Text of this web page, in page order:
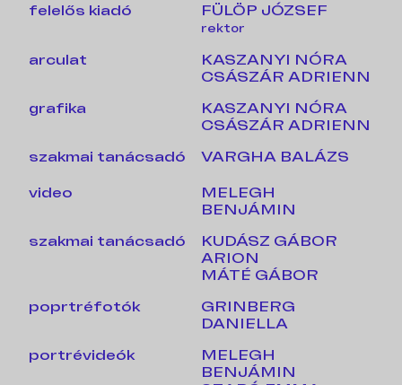
felelős kiadó FÜLÖP JÓZSEF
rektor
arculat
KASZANYI NÓRA
CSÁSZÁR ADRIENN
grafika
KASZANYI NÓRA
CSÁSZÁR ADRIENN
szakmai tanácsadó
VARGHA BALÁZS
video
MELEGH
BENJÁMIN
szakmai tanácsadó
KUDÁSZ GÁBOR
ARION
MÁTÉ GÁBOR
poprtréfotók
GRINBERG
DANIELLA
portrévideók
MELEGH
BENJÁMIN